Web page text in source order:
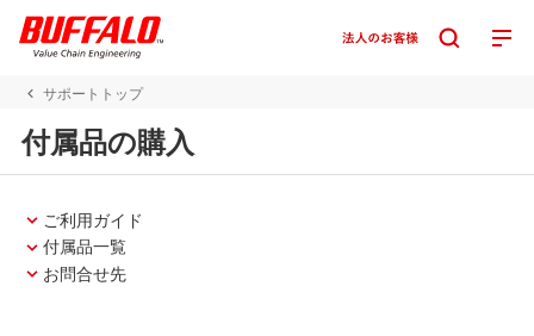
サポートトップ
付属品の購入
ご利用ガイド
付属品一覧
お問合せ先